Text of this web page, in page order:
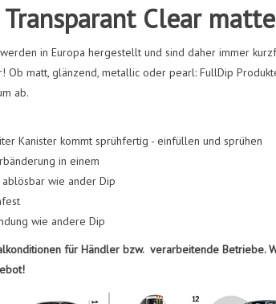
Clear
in Europa hergestellt und sind daher immer
Ob matt, glänzend, metallic oder pearl: FullDip
ab.
Kanister kommt sprühfertig - einfüllen und sprühen
in einem
ablösbar wie ander Dip
wie andere Dip
für Händler bzw. verarbeitende Betriebe.